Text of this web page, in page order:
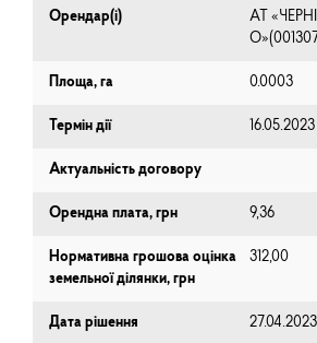
Орендар(і)
АТ
Площа, га 0.0003
Термін дії
Актуальність договору
Орендна плата, грн 9,36
Нормативна грошова оцінка
земельної ділянки, грн
312,00
Дата рішення 27.04.2023